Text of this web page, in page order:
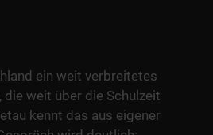
ein weit verbreitetes
weit über die Schulzeit
kennt das aus eigener